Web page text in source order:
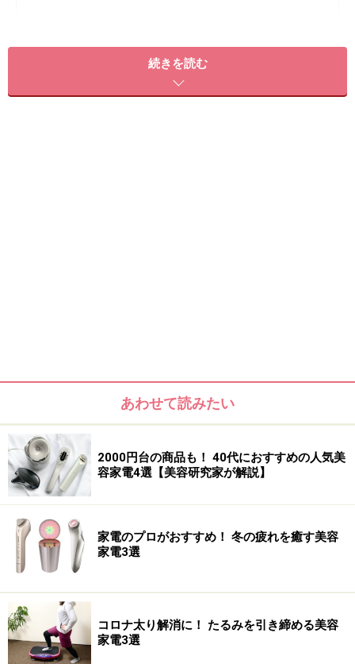
40代におすすめの人気美容家電3：EMSかっさ
40代におすすめの人気美容家電1：スチーマ
ー
チーマー」
フェイス用スチーマーが、2000円台で手に入るとは驚
ポンジを使用すればディフューザーとしても使えます。
スチーム量はそう多くはありませんが、肌の温めやうる
おいケアにはぴったりです。
続きを読む
あわせて読みたい
2000円台の商品も！ 40代におすすめの人気美
容家電4選【美容研究家が解説】
家電のプロがおすすめ！ 冬の疲れを癒す美容
家電3選
コロナ太り解消に！ たるみを引き締める美容
家電3選